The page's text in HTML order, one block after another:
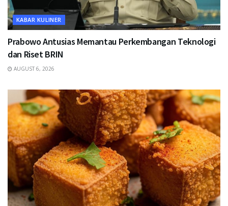
KABAR KULINER
Prabowo Antusias Memantau Perkembangan Teknologi
dan Riset BRIN
AUGUST 6, 2026